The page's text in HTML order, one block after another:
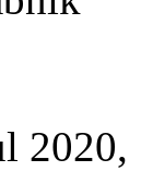
2020,